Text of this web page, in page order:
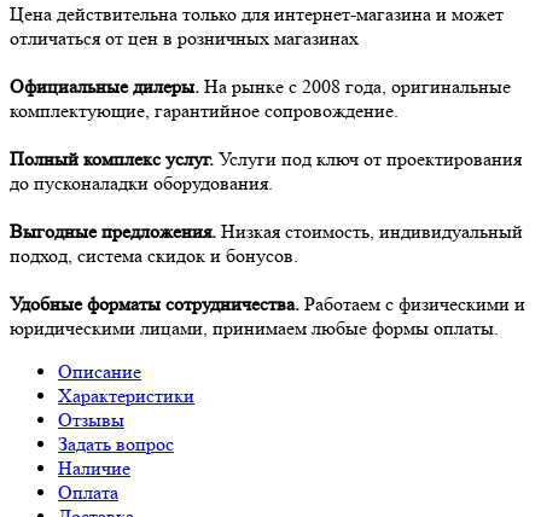
Цена действительна только для интернет-магазина и может
отличаться от цен в розничных магазинах
Официальные дилеры. На рынке с 2008 года, оригинальные
комплектующие, гарантийное сопровождение.
Полный комплекс услуг. Услуги под ключ от проектирования
до пусконаладки оборудования.
Выгодные предложения. Низкая стоимость, индивидуальный
подход, система скидок и бонусов.
Удобные форматы сотрудничества. Работаем с физическими и
юридическими лицами, принимаем любые формы оплаты.
Описание
Характеристики
Отзывы
Задать вопрос
Наличие
Оплата